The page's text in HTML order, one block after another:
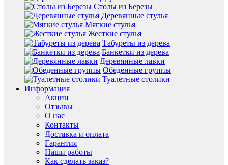
Столы из Березы
Деревянные стулья
Мягкие стулья
Жесткие стулья
Табуреты из дерева
Банкетки из дерева
Деревянные лавки
Обеденные группы
Туалетные столики
Информация
Акции
Отзывы
О нас
Контакты
Доставка и оплата
Гарантия
Наши работы
Как сделать заказ?